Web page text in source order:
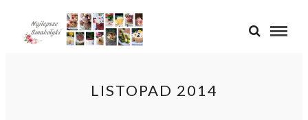
LISTOPAD 2014